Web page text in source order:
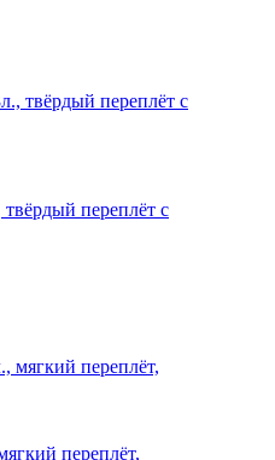
переплёт с
переплёт,